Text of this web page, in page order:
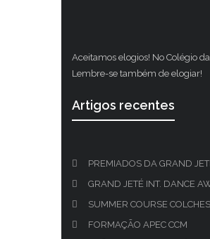
Aceitamos elogios! No Colégio
Lembre-se também de elogiar!
Artigos recentes
PREMIADOS DA GRAND
GRAND JETÉ INT. DANCE
SUMMER COURSE
FORMAÇÃO APEC CCM